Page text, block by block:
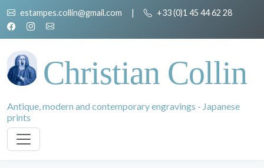
estampes.collin@gmail.com | +33 (0)1 45 44 62 28
Christian Collin
Antique, modern and contemporary engravings - Japanese
prints